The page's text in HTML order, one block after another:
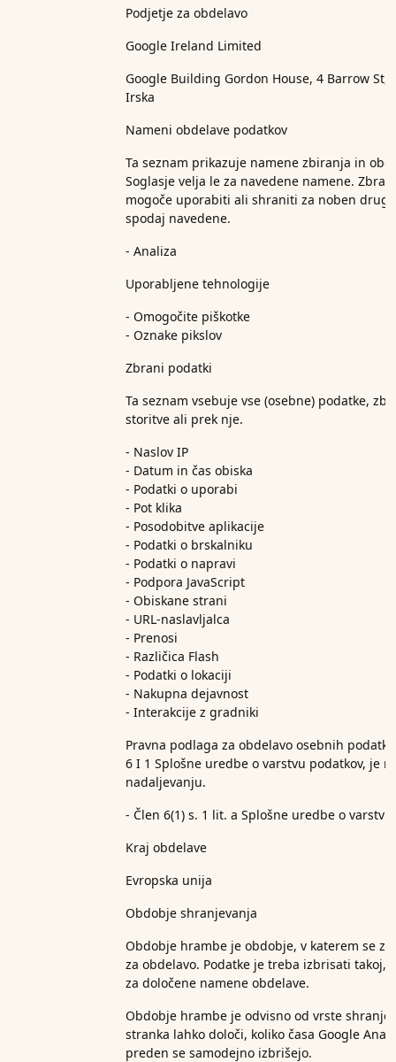
Podjetje za obdelavo
Google Ireland Limited
Google Building Gordon House, 4 Barrow St,
Irska
Nameni obdelave podatkov
Ta seznam prikazuje namene zbiranja in
Soglasje velja le za navedene namene.
mogoče uporabiti ali shraniti za noben drug
spodaj navedene.
- Analiza
Uporabljene tehnologije
- Omogočite piškotke
- Oznake pikslov
Zbrani podatki
Ta seznam vsebuje vse (osebne) podatke,
storitve ali prek nje.
- Naslov IP
- Datum in čas obiska
- Podatki o uporabi
- Pot klika
- Posodobitve aplikacije
- Podatki o brskalniku
- Podatki o napravi
- Podpora JavaScript
- Obiskane strani
- URL-naslavljalca
- Prenosi
- Različica Flash
- Podatki o lokaciji
- Nakupna dejavnost
- Interakcije z gradniki
Pravna podlaga za obdelavo osebnih
6 I 1 Splošne uredbe o varstvu podatkov, je
nadaljevanju.
- Člen 6(1) s. 1 lit. a Splošne uredbe o
Kraj obdelave
Evropska unija
Obdobje shranjevanja
Obdobje hrambe je obdobje, v katerem se
za obdelavo. Podatke je treba izbrisati takoj,
za določene namene obdelave.
Obdobje hrambe je odvisno od vrste
stranka lahko določi, koliko časa Google
preden se samodejno izbrišejo.